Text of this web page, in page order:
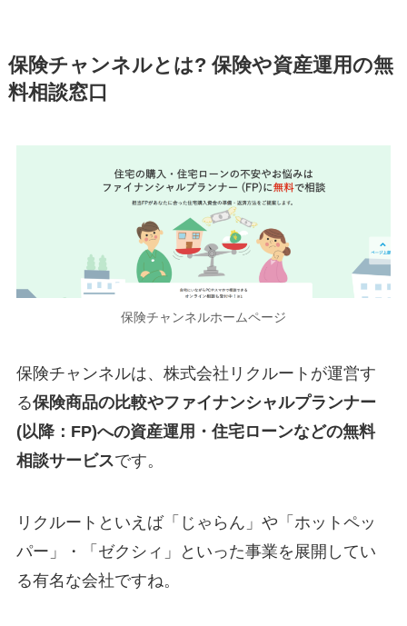
保険チャンネルとは? 保険や資産運用の無
料相談窓口
保険チャンネルホームページ
保険チャンネルは、株式会社リクルートが運営す
る保険商品の比較やファイナンシャルプランナー
(以降：FP)への資産運用・住宅ローンなどの無料
相談サービスです。
リクルートといえば「じゃらん」や「ホットペッ
パー」・「ゼクシィ」といった事業を展開してい
る有名な会社ですね。